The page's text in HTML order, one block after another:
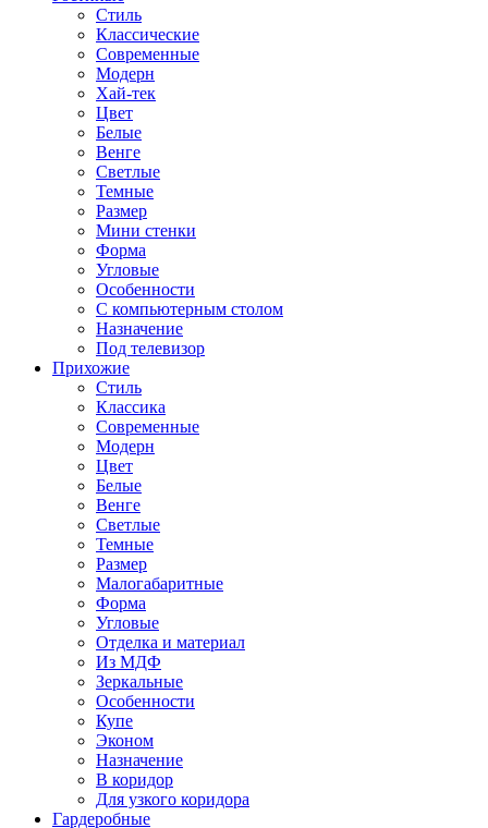
Стиль
Классические
Современные
Модерн
Хай-тек
Цвет
Белые
Венге
Светлые
Темные
Размер
Мини стенки
Форма
Угловые
Особенности
С компьютерным столом
Назначение
Под телевизор
Прихожие
Стиль
Классика
Современные
Модерн
Цвет
Белые
Венге
Светлые
Темные
Размер
Малогабаритные
Форма
Угловые
Отделка и материал
Из МДФ
Зеркальные
Особенности
Купе
Эконом
Назначение
В коридор
Для узкого коридора
Гардеробные